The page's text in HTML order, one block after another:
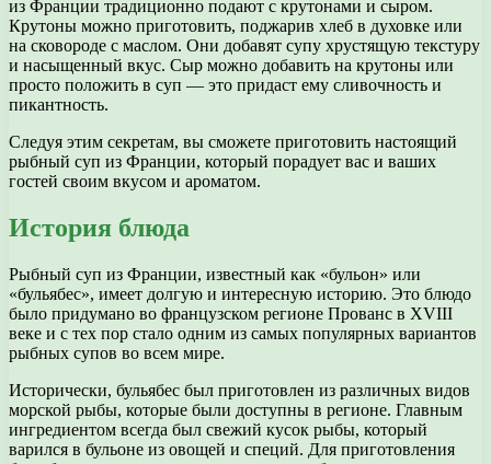
из Франции традиционно подают с крутонами и сыром.
Крутоны можно приготовить, поджарив хлеб в духовке или
на сковороде с маслом. Они добавят супу хрустящую текстуру
и насыщенный вкус. Сыр можно добавить на крутоны или
просто положить в суп — это придаст ему сливочность и
пикантность.
Следуя этим секретам, вы сможете приготовить настоящий
рыбный суп из Франции, который порадует вас и ваших
гостей своим вкусом и ароматом.
История блюда
Рыбный суп из Франции, известный как «бульон» или
«бульябес», имеет долгую и интересную историю. Это блюдо
было придумано во французском регионе Прованс в XVIII
веке и с тех пор стало одним из самых популярных вариантов
рыбных супов во всем мире.
Исторически, бульябес был приготовлен из различных видов
морской рыбы, которые были доступны в регионе. Главным
ингредиентом всегда был свежий кусок рыбы, который
варился в бульоне из овощей и специй. Для приготовления